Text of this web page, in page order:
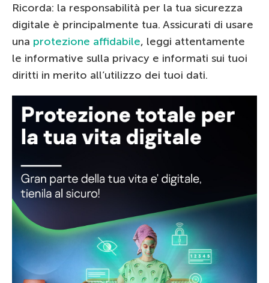
Ricorda: la responsabilità per la tua sicurezza
digitale è principalmente tua. Assicurati di usare
una protezione affidabile, leggi attentamente
le informative sulla privacy e informati sui tuoi
diritti in merito all’utilizzo dei tuoi dati.